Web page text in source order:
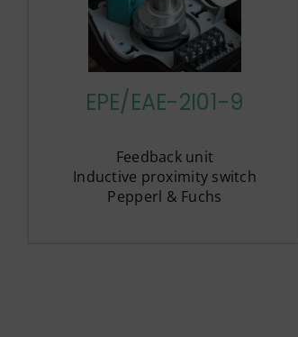
EPE/EAE-2I01-9
Feedback unit
Inductive proximity switch
Pepperl & Fuchs